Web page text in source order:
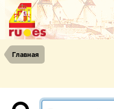
Главная